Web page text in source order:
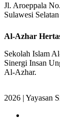
Jl. Aroeppala
Sulawesi
Al-Azhar
Sekolah Islam
Sinergi Insan
Al-Azhar.
2026 | Yayasan